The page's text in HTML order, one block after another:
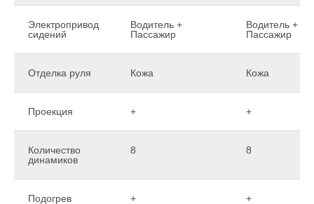
Электропривод
сидений
Водитель +
Пассажир
Водитель +
Пассажир
Отделка руля Кожа Кожа
Проекция + +
Количество
динамиков
8 8
Подогрев
+ +